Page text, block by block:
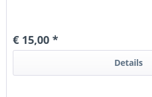
€ 15,00 *
Details